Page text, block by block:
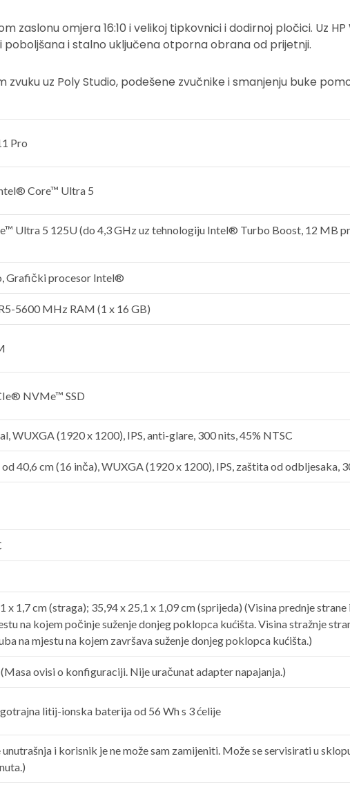
zaslonu omjera 16:10 i velikoj tipkovnici i dodirnoj pločici. Uz
i stalno uključena otporna obrana od prijetnji.
zvuku uz Poly Studio, podešene zvučnike i smanjenju buke
Pro
Core™ Ultra 5
Ultra 5 125U (do 4,3 GHz uz tehnologiju Intel® Turbo Boost, 12 MB
Grafički procesor Intel®
5600 MHz RAM (1 x 16 GB)
NVMe™ SSD
WUXGA (1920 x 1200), IPS, anti-glare, 300 nits, 45% NTSC
40,6 cm (16 inča), WUXGA (1920 x 1200), IPS, zaštita od odbljesaka,
x 1,7 cm (straga); 35,94 x 25,1 x 1,09 cm (sprijeda) (Visina prednje
na kojem počinje suženje donjeg poklopca kućišta. Visina stražnje
na mjestu na kojem završava suženje donjeg poklopca kućišta.)
(Masa ovisi o konfiguraciji. Nije uračunat adapter napajanja.)
litij-ionska baterija od 56 Wh s 3 ćelije
i korisnik je ne može sam zamijeniti. Može se servisirati u